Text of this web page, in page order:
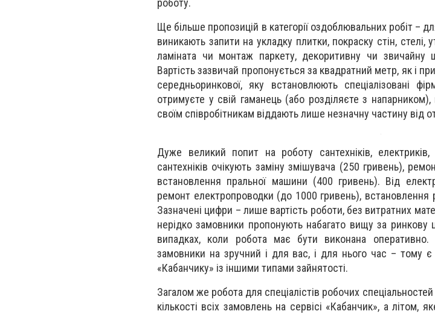
Ще більше пропозицій в категорії оздоблювальних робіт –
виникають запити на укладку плитки, покраску стін, стелі,
ламіната чи монтаж паркету, декоритивну чи звичайну
Вартість зазвичай пропонується за квадратний метр, як і
середньоринкової, яку встановлюють спеціалізовані
отримуєте у свій гаманець (або розділяєте з напарником),
своїм співробітникам віддають лише незначну частину від
Дуже великий попит на роботу сантехніків,
сантехніків очікують заміну змішувача (250 гривень),
встановлення пральної машини (400 гривень). Від
ремонт електропроводки (до 1000 гривень),
Зазначені цифри – лише вартість роботи, без витратних
нерідко замовники пропонують набагато вищу за ринкову
випадках, коли робота має бути виконана
замовники на зручний і для вас, і для нього час – тому є
«Кабанчику» із іншими типами зайнятості.
Загалом же робота для спеціалістів робочих
кількості всіх замовлень на сервісі «Кабанчик», а літом,